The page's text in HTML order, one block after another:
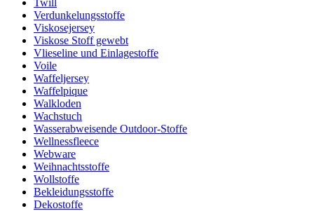
Twill
Verdunkelungsstoffe
Viskosejersey
Viskose Stoff gewebt
Vlieseline und Einlagestoffe
Voile
Waffeljersey
Waffelpique
Walkloden
Wachstuch
Wasserabweisende Outdoor-Stoffe
Wellnessfleece
Webware
Weihnachtsstoffe
Wollstoffe
Bekleidungsstoffe
Dekostoffe